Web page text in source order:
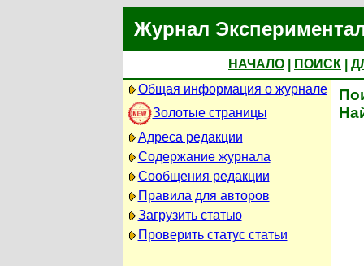
Журнал
НАЧАЛО ПОИСК
Общая информация о журнале
Золотые страницы
Адреса редакции
Содержание журнала
Сообщения редакции
Правила для авторов
Загрузить статью
Проверить статус статьи